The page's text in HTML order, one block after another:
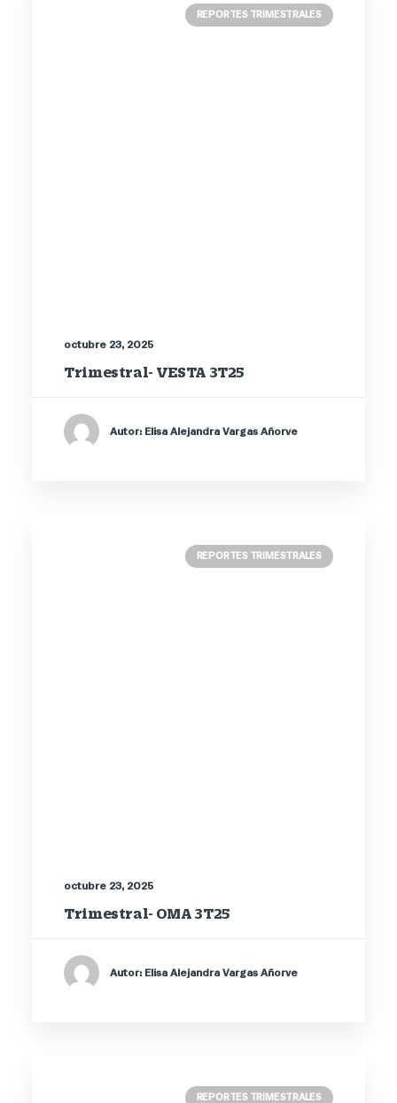
REPORTES TRIMESTRALES
octubre 23, 2025
Trimestral- VESTA 3T25
Autor: Elisa Alejandra Vargas Añorve
REPORTES TRIMESTRALES
octubre 23, 2025
Trimestral- OMA 3T25
Autor: Elisa Alejandra Vargas Añorve
REPORTES TRIMESTRALES